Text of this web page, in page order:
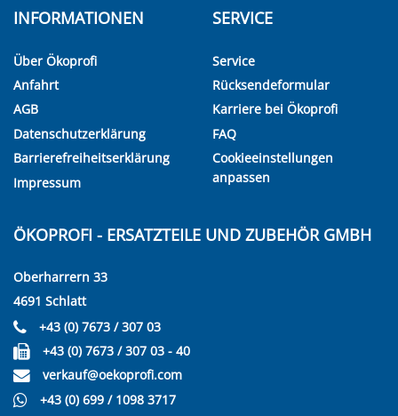
INFORMATIONEN
Über Ökoprofi
Anfahrt
AGB
Datenschutzerklärung
Barrierefreiheitserklärung
Impressum
SERVICE
Service
Rücksendeformular
Karriere bei Ökoprofi
FAQ
Cookieeinstellungen
anpassen
ÖKOPROFI - ERSATZTEILE UND ZUBEHÖR GMBH
Oberharrern 33
4691 Schlatt
+43 (0) 7673 / 307 03
+43 (0) 7673 / 307 03 - 40
verkauf@oekoprofi.com
+43 (0) 699 / 1098 3717